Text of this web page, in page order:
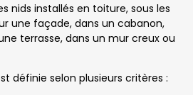
nids installés en toiture, sous les
une façade, dans un cabanon,
terrasse, dans un mur creux ou
définie selon plusieurs critères :